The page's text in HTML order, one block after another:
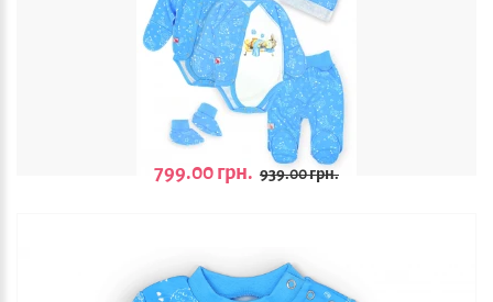
799.00 грн. 939.00 грн.